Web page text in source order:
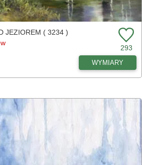
JEZIOREM ( 3234 )
293
WYMIARY